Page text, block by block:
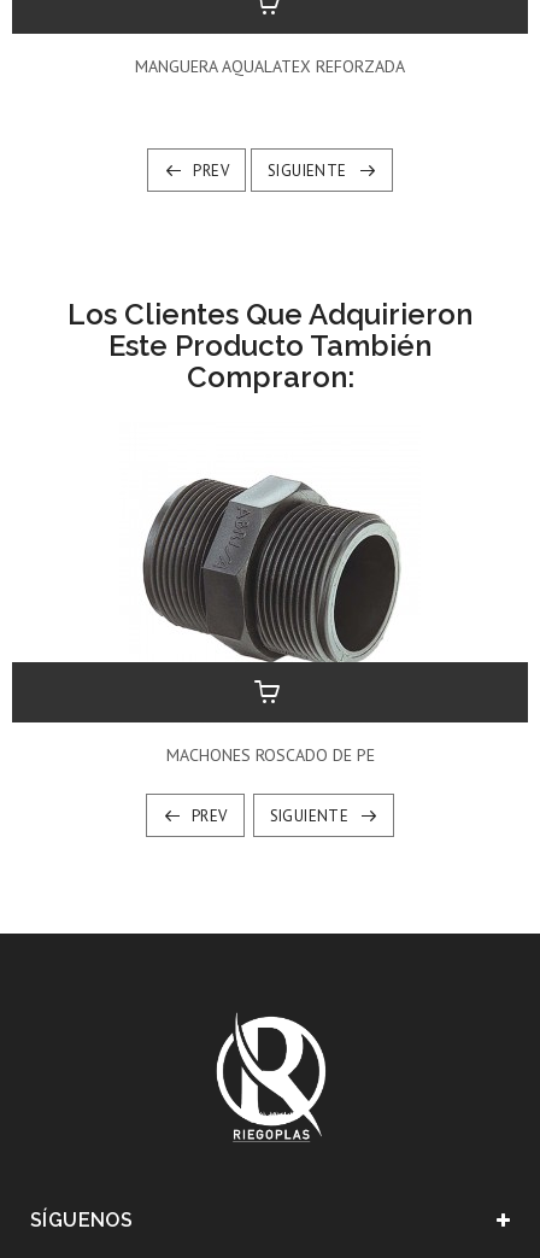
MANGUERA AQUALATEX REFORZADA
PREV SIGUIENTE
Los Clientes Que Adquirieron
Este Producto También
Compraron:
MACHONES ROSCADO DE PE
PREV SIGUIENTE
SÍGUENOS